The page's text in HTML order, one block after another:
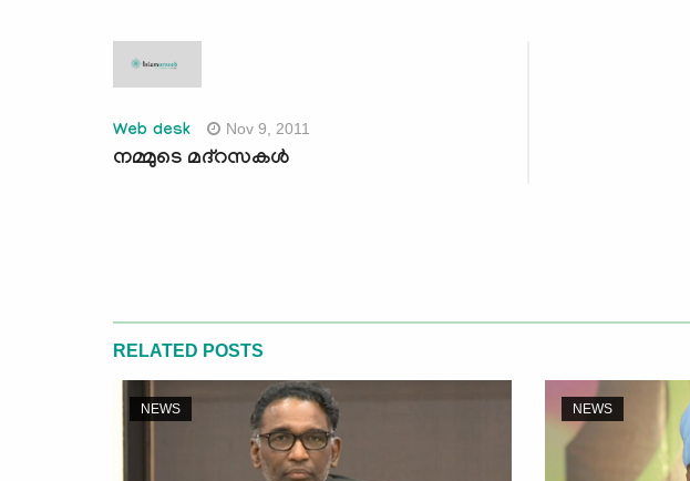
Web desk Nov 9, 2011
നമ്മുടെ മദ്‌റസകള്‍
RELATED POSTS
NEWS NEWS